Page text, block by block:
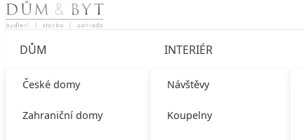
Skip to content
DŮM
České domy
Zahraniční domy
INTERIÉR
Návštěvy
Koupelny